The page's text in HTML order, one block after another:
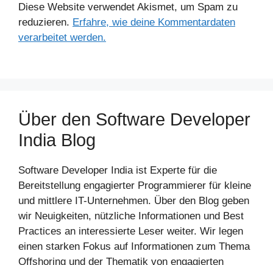
Diese Website verwendet Akismet, um Spam zu
reduzieren. Erfahre, wie deine Kommentardaten
verarbeitet werden.
Über den Software Developer
India Blog
Software Developer India ist Experte für die
Bereitstellung engagierter Programmierer für kleine
und mittlere IT-Unternehmen. Über den Blog geben
wir Neuigkeiten, nützliche Informationen und Best
Practices an interessierte Leser weiter. Wir legen
einen starken Fokus auf Informationen zum Thema
Offshoring und der Thematik von engagierten